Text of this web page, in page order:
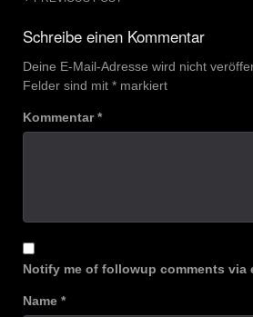
navigation
Schreibe einen Kommentar
Deine E-Mail-Adresse wird nicht
Felder sind mit * markiert
Kommentar*
Notify me of followup comments via
Name *